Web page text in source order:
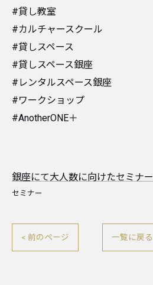
#貸し教室
#カルチャースクール
#貸しスペース
#貸しスペース銀座
#レンタルスペース銀座
#ワークショップ
#AnotherONE＋
銀座にて大人数に向けたセミナー
セミナー
< 前のページ 一覧に戻る